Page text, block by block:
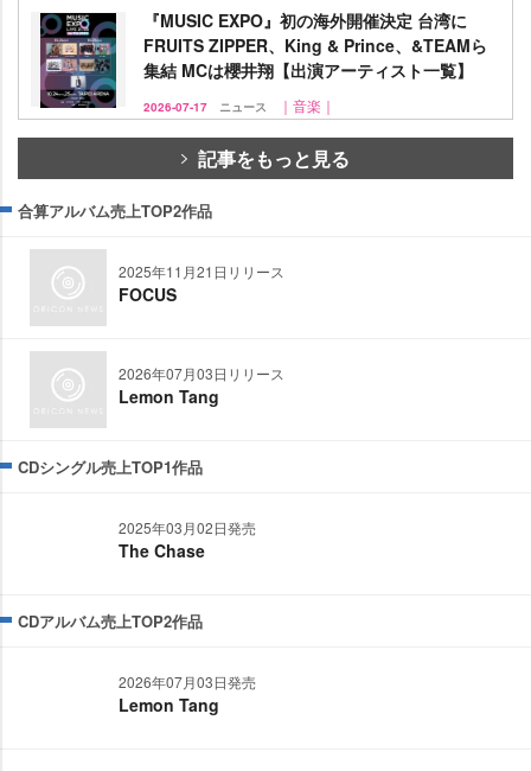
『MUSIC EXPO』初の海外開催決定 台湾に
FRUITS ZIPPER、King & Prince、&TEAMら
集結 MCは櫻井翔【出演アーティスト一覧】
2026-07-17 ニュース ｜音楽｜
記事をもっと見る
合算アルバム売上TOP2作品
2025年11月21日リリース
FOCUS
2026年07月03日リリース
Lemon Tang
CDシングル売上TOP1作品
2025年03月02日発売
The Chase
CDアルバム売上TOP2作品
2026年07月03日発売
Lemon Tang